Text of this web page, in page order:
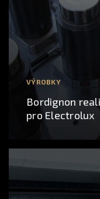
VÝROBKY
Bordignon
pro Electrolux